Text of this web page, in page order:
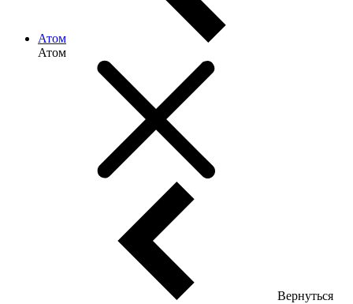
Атом
Атом
Вернуться